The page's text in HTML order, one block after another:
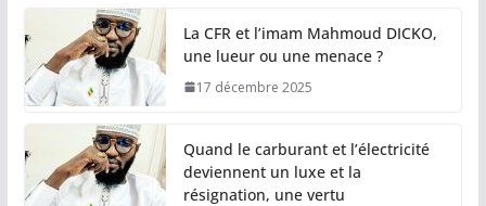
La CFR et l’imam Mahmoud DICKO,
une lueur ou une menace ?
17 décembre 2025
Quand le carburant et l’électricité
deviennent un luxe et la
résignation, une vertu